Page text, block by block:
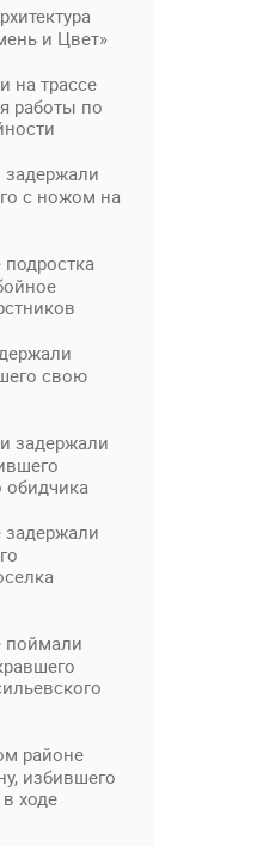
и Цвет»
на трассе
работы по
задержали
с ножом на
подростка
свою
задержали
обидчика
задержали
поймали
районе
избившего
ходе